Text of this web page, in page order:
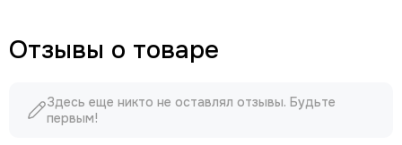
Отзывы о товаре
Здесь еще никто не оставлял отзывы. Будьте
первым!